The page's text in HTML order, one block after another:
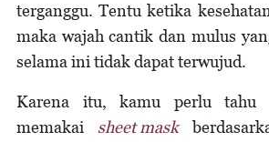
terganggu. Tentu ketika
maka wajah cantik dan mulus
selama ini tidak dapat terwujud.
Karena itu, kamu perlu tahu
memakai
sheet mask